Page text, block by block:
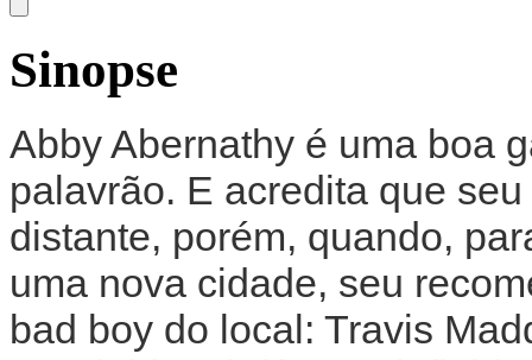
Sinopse
Abby Abernathy é uma boa
palavrão. E acredita que
distante, porém, quando,
uma nova cidade, seu
bad boy do local: Travis